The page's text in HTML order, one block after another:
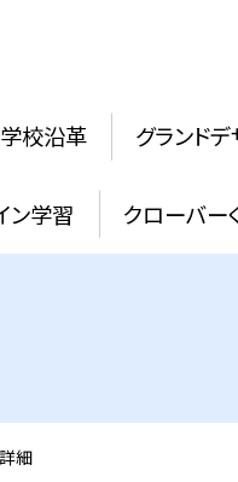
学校沿革 グランド
ン学習 クローバー
詳細